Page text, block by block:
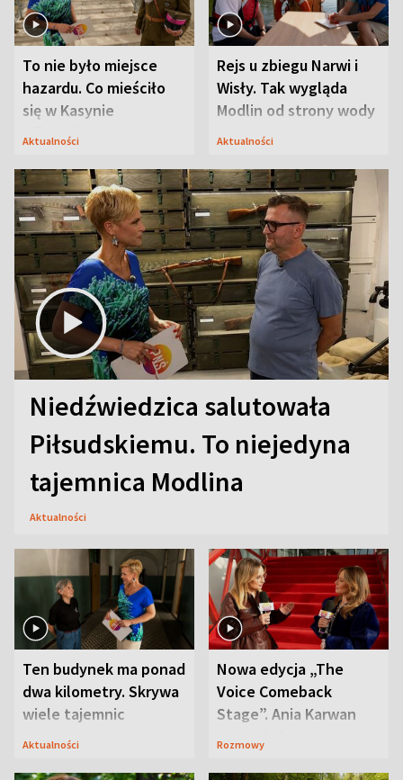
To nie było miejsce
hazardu. Co mieściło
się w Kasynie
Oficerskim?
Aktualności
Rejs u zbiegu Narwi i
Wisły. Tak wygląda
Modlin od strony wody
Aktualności
Niedźwiedzica salutowała
Piłsudskiemu. To niejedyna
tajemnica Modlina
Aktualności
Ten budynek ma ponad
dwa kilometry. Skrywa
wiele tajemnic
Aktualności
Nowa edycja „The
Voice Comeback
Stage”. Ania Karwan
zapowiada
Rozmowy